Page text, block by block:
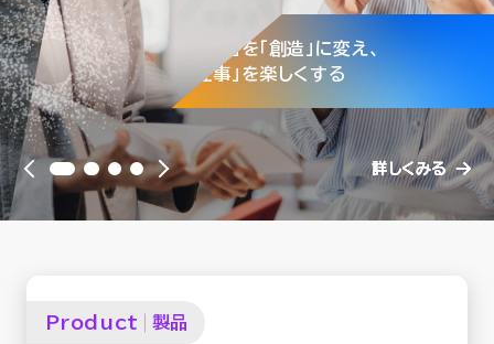
OXYGラインナップ
事例
セミナー
お役立ち情報
会社情報
「作業」を「創造」に変え、
「仕事」を楽しくする
詳しくみる
企業と個の価値を
最大化する「成長エンジン」
詳しくみる
HUE、国内会計ERP市場でシェア1
位を獲得（年商1,000億円以上の企
業セグメント）
詳しくみる
WAP、IDC MarketScape
リーダーに選出
詳しくみる
Product 製品